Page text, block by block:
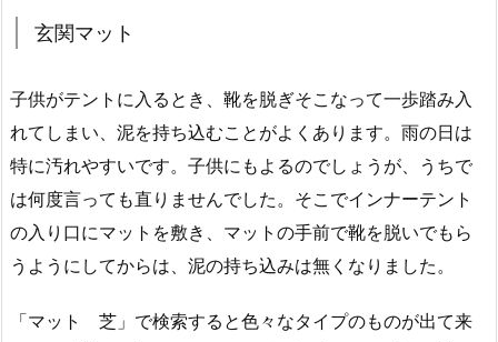
玄関マット
子供がテントに入るとき、靴を脱ぎそこなって一歩踏み入
れてしまい、泥を持ち込むことがよくあります。雨の日は
特に汚れやすいです。子供にもよるのでしょうが、うちで
は何度言っても直りませんでした。そこでインナーテント
の入り口にマットを敷き、マットの手前で靴を脱いでもら
うようにしてからは、泥の持ち込みは無くなりました。
「マット 芝」で検索すると色々なタイプのものが出て来